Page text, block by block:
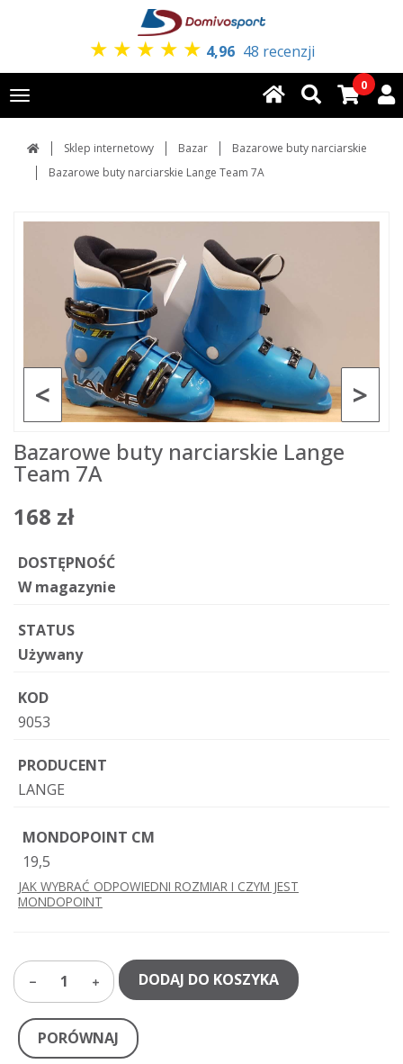
★ ★ ★ ★ ★ 4,96 48 recenzji
Toggle
navigation
0
Sklep internetowy Bazar
Bazarowe buty narciarskie
Bazarowe buty narciarskie Lange Team 7A
>
<
Bazarowe buty narciarskie Lange
Team 7A
168 zł
DOSTĘPNOŚĆ
W magazynie
STATUS
Używany
KOD
9053
PRODUCENT
LANGE
MONDOPOINT CM
19,5
JAK WYBRAĆ ODPOWIEDNI ROZMIAR I CZYM JEST
MONDOPOINT
1 DODAJ DO KOSZYKA
PORÓWNAJ